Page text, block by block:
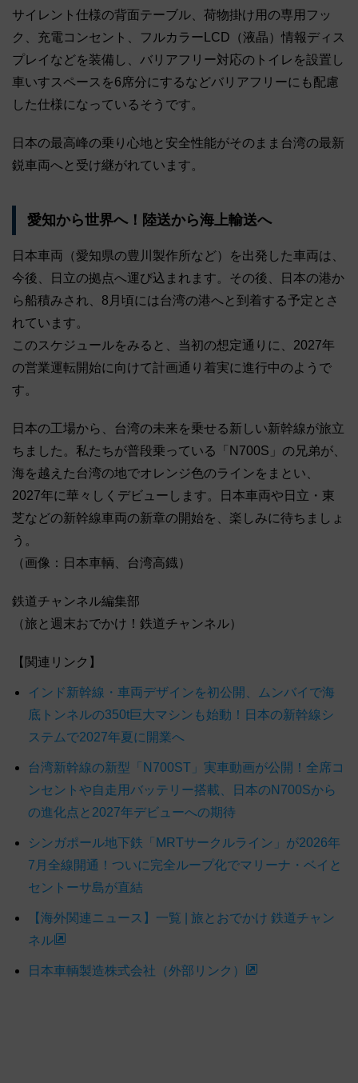
サイレント仕様の背面テーブル、荷物掛け用の専用フッ
ク、充電コンセント、フルカラーLCD（液晶）情報ディス
プレイなどを装備し、バリアフリー対応のトイレを設置し
車いすスペースを6席分にするなどバリアフリーにも配慮
した仕様になっているそうです。
日本の最高峰の乗り心地と安全性能がそのまま台湾の最新
鋭車両へと受け継がれています。
愛知から世界へ！陸送から海上輸送へ
日本車両（愛知県の豊川製作所など）を出発した車両は、
今後、日立の拠点へ運び込まれます。その後、日本の港か
ら船積みされ、8月頃には台湾の港へと到着する予定とさ
れています。
このスケジュールをみると、当初の想定通りに、2027年
の営業運転開始に向けて計画通り着実に進行中のようで
す。
日本の工場から、台湾の未来を乗せる新しい新幹線が旅立
ちました。私たちが普段乗っている「N700S」の兄弟が、
海を越えた台湾の地でオレンジ色のラインをまとい、
2027年に華々しくデビューします。日本車両や日立・東
芝などの新幹線車両の新章の開始を、楽しみに待ちましょ
う。
（画像：日本車輌、台湾高鐡）
鉄道チャンネル編集部
（旅と週末おでかけ！鉄道チャンネル）
【関連リンク】
インド新幹線・車両デザインを初公開、ムンバイで海
底トンネルの350t巨大マシンも始動！日本の新幹線シ
ステムで2027年夏に開業へ
台湾新幹線の新型「N700ST」実車動画が公開！全席コ
ンセントや自走用バッテリー搭載、日本のN700Sから
の進化点と2027年デビューへの期待
シンガポール地下鉄「MRTサークルライン」が2026年
7月全線開通！ついに完全ループ化でマリーナ・ベイと
セントーサ島が直結
【海外関連ニュース】一覧 | 旅とおでかけ 鉄道チャン
ネル
日本車輌製造株式会社（外部リンク）